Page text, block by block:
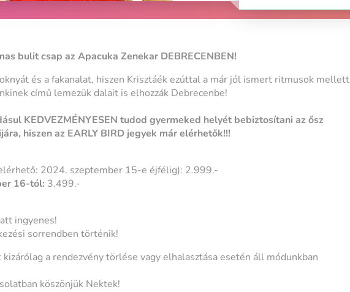
bulit csap az Apacuka Zenekar DEBRECENBEN!
és a fakanalat, hiszen Krisztáék ezúttal a már jól ismert ritmusok mellett
című lemezük dalait is elhozzák Debrecenbe!
KEDVEZMÉNYESEN tudod gyermeked helyét bebiztosítani az ősz
hiszen az EARLY BIRD jegyek már elérhetők!!!
2024. szeptember 15-e éjfélig): 2.999.-
16-tól: 3.499.-
ingyenes!
sorrendben történik!
a rendezvény törlése vagy elhalasztása esetén áll módunkban
köszönjük Nektek!